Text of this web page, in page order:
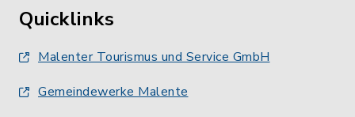
Quicklinks
Malenter Tourismus und Service GmbH
Gemeindewerke Malente